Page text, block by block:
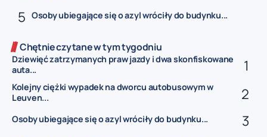
Osoby ubiegające się o azyl wróciły do budynku...
Chętnie czytane w tym tygodniu
Dziewięć zatrzymanych praw jazdy i dwa skonfiskowane
auta...
Kolejny ciężki wypadek na dworcu autobusowym w
Leuven...
Osoby ubiegające się o azyl wróciły do budynku...